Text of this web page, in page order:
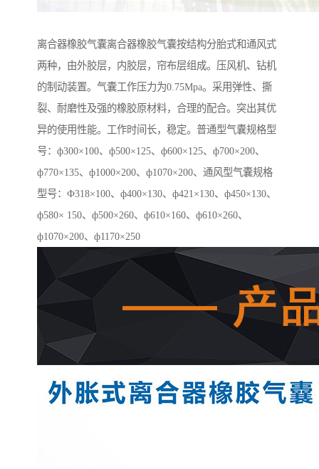
离合器橡胶气囊离合器橡胶气囊按结构分胎式和通风式
两种，由外胶层，内胶层，帘布层组成。压风机、钻机
的制动装置。气囊工作压力为0.75Mpa。采用弹性、撕
裂、耐磨性及强的橡胶原材料，合理的配合。突出其优
异的使用性能。工作时间长，稳定。普通型气囊规格型
号：ф300×100、ф500×125、ф600×125、ф700×200、
ф770×135、ф1000×200、ф1070×200、通风型气囊规格
型号：Ф318×100、ф400×130、ф421×130、ф450×130、
ф580× 150、ф500×260、ф610×160、ф610×260、
ф1070×200、ф1170×250